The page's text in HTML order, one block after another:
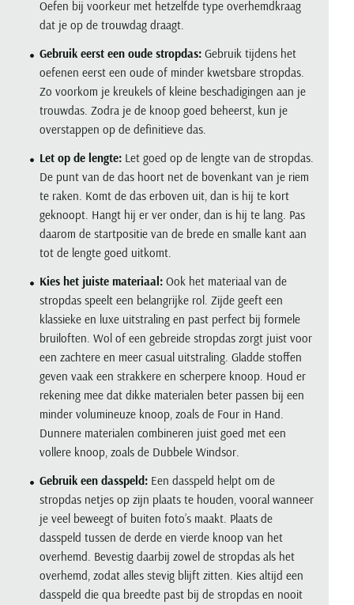
Oefen bij voorkeur met hetzelfde type overhemdkraag
dat je op de trouwdag draagt.
Gebruik eerst een oude stropdas: Gebruik tijdens het
oefenen eerst een oude of minder kwetsbare stropdas.
Zo voorkom je kreukels of kleine beschadigingen aan je
trouwdas. Zodra je de knoop goed beheerst, kun je
overstappen op de definitieve das.
Let op de lengte: Let goed op de lengte van de stropdas.
De punt van de das hoort net de bovenkant van je riem
te raken. Komt de das erboven uit, dan is hij te kort
geknoopt. Hangt hij er ver onder, dan is hij te lang. Pas
daarom de startpositie van de brede en smalle kant aan
tot de lengte goed uitkomt.
Kies het juiste materiaal: Ook het materiaal van de
stropdas speelt een belangrijke rol. Zijde geeft een
klassieke en luxe uitstraling en past perfect bij formele
bruiloften. Wol of een gebreide stropdas zorgt juist voor
een zachtere en meer casual uitstraling. Gladde stoffen
geven vaak een strakkere en scherpere knoop. Houd er
rekening mee dat dikke materialen beter passen bij een
minder volumineuze knoop, zoals de Four in Hand.
Dunnere materialen combineren juist goed met een
vollere knoop, zoals de Dubbele Windsor.
Gebruik een dasspeld: Een dasspeld helpt om de
stropdas netjes op zijn plaats te houden, vooral wanneer
je veel beweegt of buiten foto’s maakt. Plaats de
dasspeld tussen de derde en vierde knoop van het
overhemd. Bevestig daarbij zowel de stropdas als het
overhemd, zodat alles stevig blijft zitten. Kies altijd een
dasspeld die qua breedte past bij de stropdas en nooit